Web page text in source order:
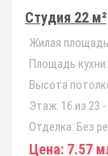
Студия 22 м²
Жилая
Площадь кухни:
Высота
Этаж: 16 из 23
Отделка: Без
Цена: 7.57